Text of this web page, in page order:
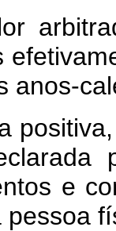
anos-
e
pessoa